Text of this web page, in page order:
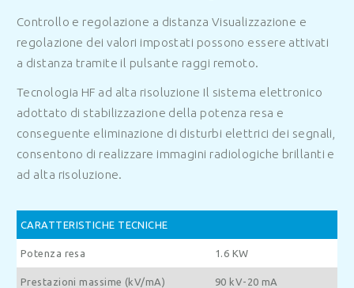
Controllo e regolazione a distanza Visualizzazione e
regolazione dei valori impostati possono essere attivati
a distanza tramite il pulsante raggi remoto.
Tecnologia HF ad alta risoluzione Il sistema elettronico
adottato di stabilizzazione della potenza resa e
conseguente eliminazione di disturbi elettrici dei segnali,
consentono di realizzare immagini radiologiche brillanti e
ad alta risoluzione.
CARATTERISTICHE TECNICHE
Potenza resa 1.6 KW
Prestazioni massime (kV/mA) 90 kV-20 mA